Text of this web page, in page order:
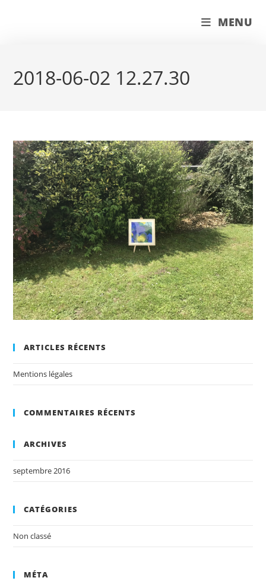
MENU
2018-06-02 12.27.30
ARTICLES RÉCENTS
Mentions légales
COMMENTAIRES RÉCENTS
ARCHIVES
septembre 2016
CATÉGORIES
Non classé
MÉTA